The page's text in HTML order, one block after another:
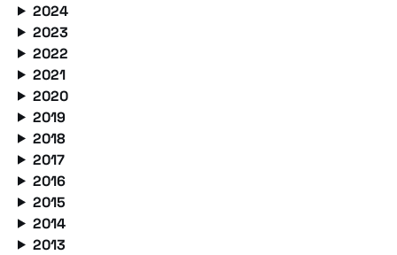
2024
2023
2022
2021
2020
2019
2018
2017
2016
2015
2014
2013